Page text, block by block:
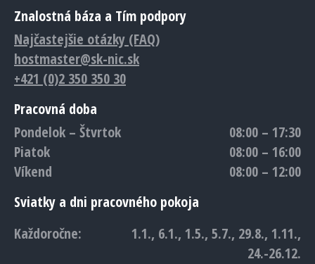
Znalostná báza a Tím podpory
Najčastejšie otázky (FAQ)
hostmaster@sk-nic.sk
+421 (0)2 350 350 30
Pracovná doba
Pondelok – Štvrtok
08:00 – 17:30
Piatok
08:00 – 16:00
Víkend
08:00 – 12:00
Sviatky a dni pracovného pokoja
Každoročne:
1.1., 6.1., 1.5., 5.7., 29.8., 1.11.,
24.-26.12.